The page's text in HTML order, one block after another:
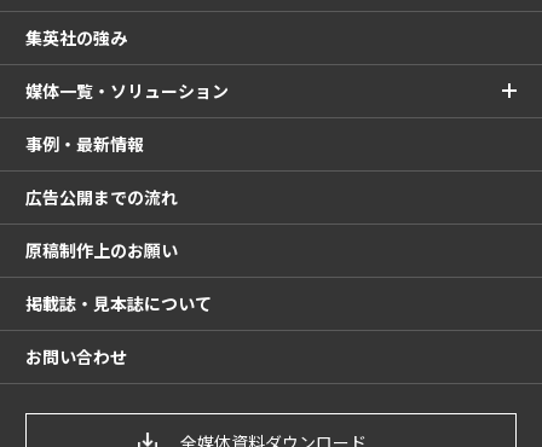
集英社の強み
媒体一覧・ソリューション
事例・最新情報
広告公開までの流れ
原稿制作上のお願い
掲載誌・見本誌について
お問い合わせ
全媒体資料ダウンロード